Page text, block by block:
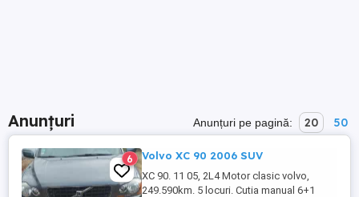
Anunțuri Anunțuri pe pagină: 20 50
6 Volvo XC 90 2006 SUV
XC 90. 11 05, 2L4 Motor clasic volvo,
249.590km. 5 locuri. Cutia manual 6+1